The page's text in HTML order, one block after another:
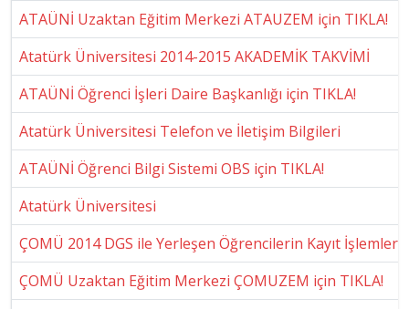
ATAÜNİ Uzaktan Eğitim Merkezi ATAUZEM için TIKLA!
Atatürk Üniversitesi 2014-2015 AKADEMİK TAKVİMİ
ATAÜNİ Öğrenci İşleri Daire Başkanlığı için TIKLA!
Atatürk Üniversitesi Telefon ve İletişim Bilgileri
ATAÜNİ Öğrenci Bilgi Sistemi OBS için TIKLA!
Atatürk Üniversitesi
ÇOMÜ 2014 DGS ile Yerleşen Öğrencilerin Kayıt İşlemleri
ÇOMÜ Uzaktan Eğitim Merkezi ÇOMUZEM için TIKLA!